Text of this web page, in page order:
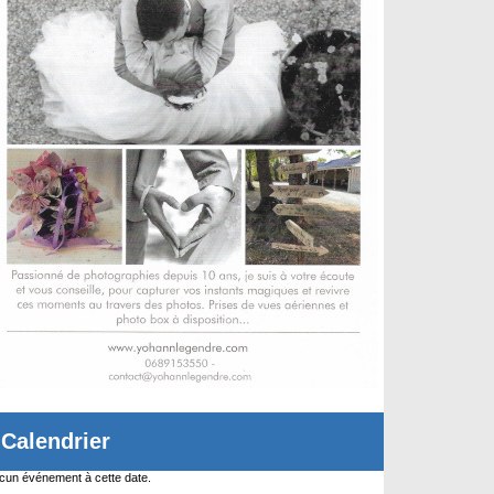
Calendrier
événement à cette date.